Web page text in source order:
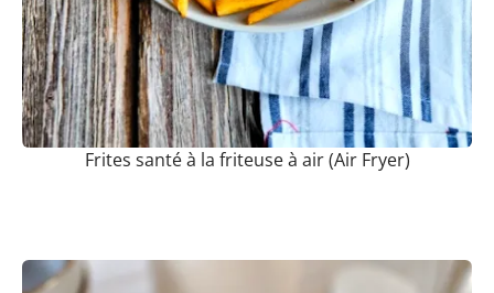
Frites santé à la friteuse à air (Air Fryer)